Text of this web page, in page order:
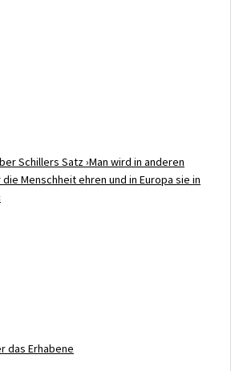
Schillers Satz ›Man wird in anderen
Menschheit ehren und in Europa sie in
das Erhabene